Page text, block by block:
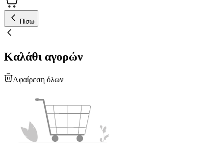
Πίσω
Καλάθι αγορών
Αφαίρεση όλων